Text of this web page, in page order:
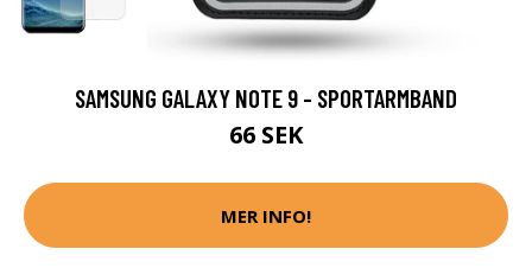
SAMSUNG GALAXY NOTE 9 - SPORTARMBAND
66 SEK
MER INFO!